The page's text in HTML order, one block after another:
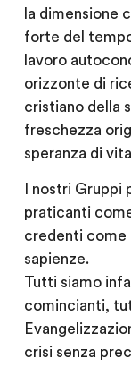
la dimensione
forte del
lavoro
orizzonte di
cristiano della
freschezza
speranza di
I nostri
praticanti
credenti come
sapienze.
Tutti siamo
comincianti,
crisi senza